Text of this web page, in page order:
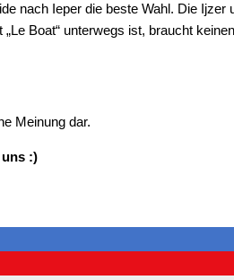
nach Ieper die beste Wahl. Die
Boat“ unterwegs ist, braucht
Meinung dar.
:)